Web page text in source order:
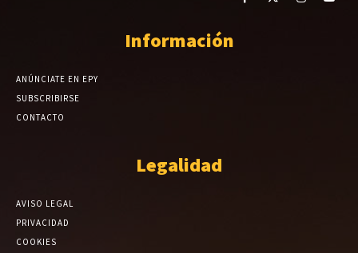
Información
ANÚNCIATE EN EPY
SUBSCRIBIRSE
CONTACTO
Legalidad
AVISO LEGAL
PRIVACIDAD
COOKIES